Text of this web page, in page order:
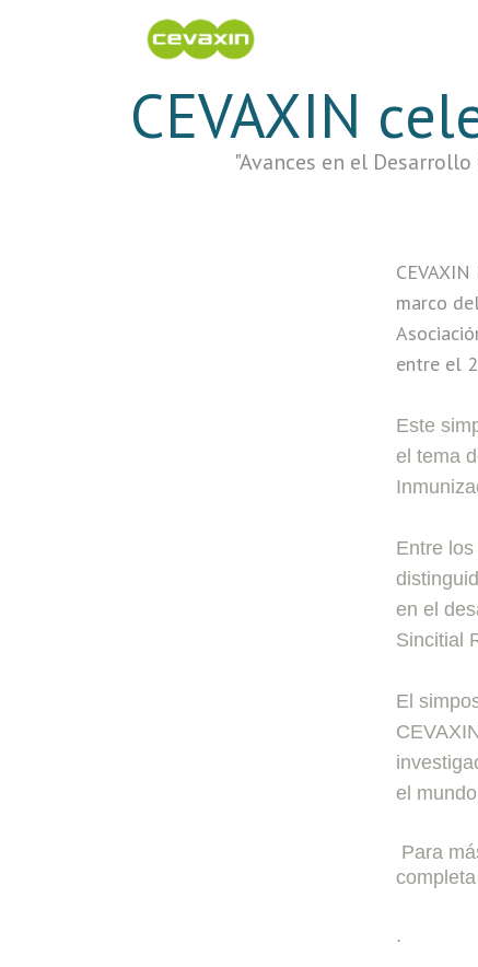
CEVAXIN
"Avances en el
marco
entre el
Este
el tema
Entre
en el
Sincitial
El
el
Para
.